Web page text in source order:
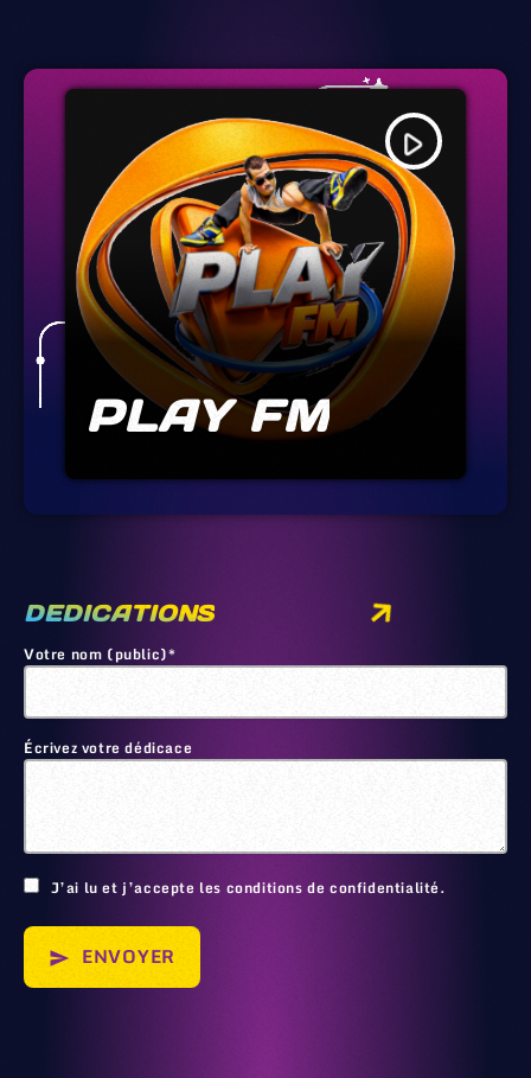
play_arrow
PLAY FM
DEDICATIONS
Votre nom (public)*
Écrivez votre dédicace
J’ai lu et j’accepte les conditions de confidentialité.
send ENVOYER